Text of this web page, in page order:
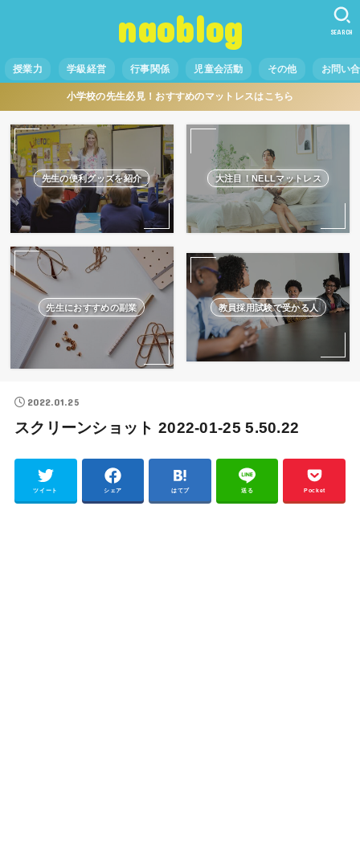
naoblog
授業力 学級経営 行事関係 児童会活動 その他 お問い
SEARCH
小学校の先生必見！おすすめのマットレスはこちら
先生の便利グッズを紹介 大注目！NELLマットレス
先生におすすめの副業 教員採用試験で受かる人
2022.01.25
スクリーンショット 2022-01-25 5.50.22
ツイート シェア はてブ 送る Pocket